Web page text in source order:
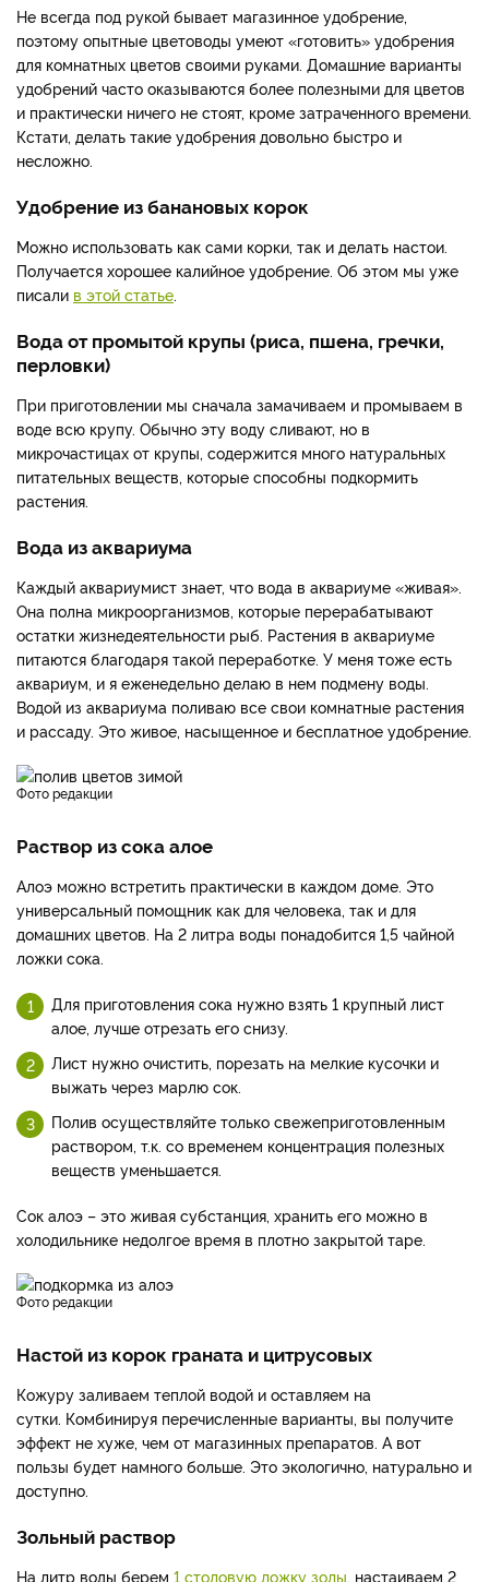
Не всегда под рукой бывает магазинное удобрение,
поэтому опытные цветоводы умеют «готовить» удобрения
для комнатных цветов своими руками. Домашние варианты
удобрений часто оказываются более полезными для цветов
и практически ничего не стоят, кроме затраченного времени.
Кстати, делать такие удобрения довольно быстро и
несложно.
Удобрение из банановых корок
Можно использовать как сами корки, так и делать настои.
Получается хорошее калийное удобрение. Об этом мы уже
писали в этой статье.
Вода от промытой крупы (риса, пшена, гречки,
перловки)
При приготовлении мы сначала замачиваем и промываем в
воде всю крупу. Обычно эту воду сливают, но в
микрочастицах от крупы, содержится много натуральных
питательных веществ, которые способны подкормить
растения.
Вода из аквариума
Каждый аквариумист знает, что вода в аквариуме «живая».
Она полна микроорганизмов, которые перерабатывают
остатки жизнедеятельности рыб. Растения в аквариуме
питаются благодаря такой переработке. У меня тоже есть
аквариум, и я еженедельно делаю в нем подмену воды.
Водой из аквариума поливаю все свои комнатные растения
и рассаду. Это живое, насыщенное и бесплатное удобрение.
фото редакции
Раствор из сока алое
Алоэ можно встретить практически в каждом доме. Это
универсальный помощник как для человека, так и для
домашних цветов. На 2 литра воды понадобится 1,5 чайной
ложки сока.
Для приготовления сока нужно взять 1 крупный лист
алое, лучше отрезать его снизу.
Лист нужно очистить, порезать на мелкие кусочки и
выжать через марлю сок.
Полив осуществляйте только свежеприготовленным
раствором, т.к. со временем концентрация полезных
веществ уменьшается.
Сок алоэ – это живая субстанция, хранить его можно в
холодильнике недолгое время в плотно закрытой таре.
фото редакции
Настой из корок граната и цитрусовых
Кожуру заливаем теплой водой и оставляем на
сутки. Комбинируя перечисленные варианты, вы получите
эффект не хуже, чем от магазинных препаратов. А вот
пользы будет намного больше. Это экологично, натурально и
доступно.
Зольный раствор
На литр воды берем 1 столовую ложку золы, настаиваем 2